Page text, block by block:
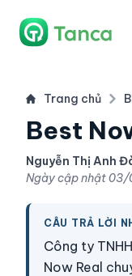
Trang chủ
Best
Nguyễn Thị Anh
Ngày cập nhật03/
CÂU TRẢ LỜI
Công ty
Now Real